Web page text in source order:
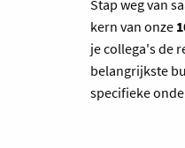
Stap weg van
kern van onze
je collega's de
belangrijkste
specifieke